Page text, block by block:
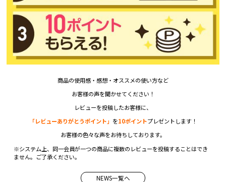
商品の使用感・感想・オススメの使い方など
お客様の声を聞かせてください！
レビューを投稿したお客様に、
「レビューありがとうポイント」 を10ポイントプレゼントします！
お客様の色々な声をお待ちしております。
※システム上、同一会員が一つの商品に複数のレビューを投稿することはでき
ません。ご了承ください。
NEWS一覧へ